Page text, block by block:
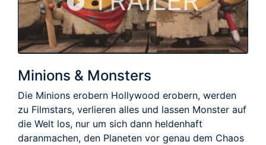
Minions & Monsters
Die Minions erobern Hollywood erobern, werden
zu Filmstars, verlieren alles und lassen Monster auf
die Welt los, nur um sich dann heldenhaft
daranmachen, den Planeten vor genau dem Chaos